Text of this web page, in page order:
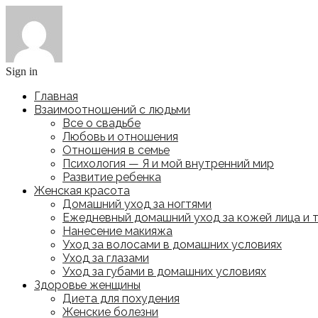
Sign in
Главная
Взаимоотношений с людьми
Все о свадьбе
Любовь и отношения
Отношения в семье
Психология — Я и мой внутренний мир
Развитие ребенка
Женская красота
Домашний уход за ногтями
Ежедневный домашний уход за кожей лица и
Нанесение макияжа
Уход за волосами в домашних условиях
Уход за глазами
Уход за губами в домашних условиях
Здоровье женщины
Диета для похудения
Женские болезни